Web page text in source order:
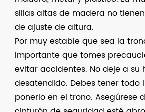
sillas altas de madera no
de ajuste de altura.
Por muy estable que sea la
importante que tomes
evitar accidentes. No deje a su
desatendido. Debes tener todo
ponerlo en el trono. Asegúrese